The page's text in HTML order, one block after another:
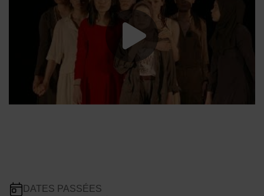
DATES PASSÉES